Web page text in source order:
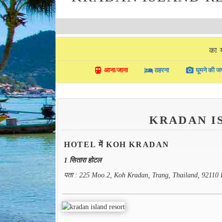
का
directions_transit आना/जाना local_hotelठहरना photo_camera घूमने की
KRADAN
HOTEL में KOH KRADAN
1 सितारा होटल
पता : 225 Moo.2, Koh Kradan, Trang, Thailand,